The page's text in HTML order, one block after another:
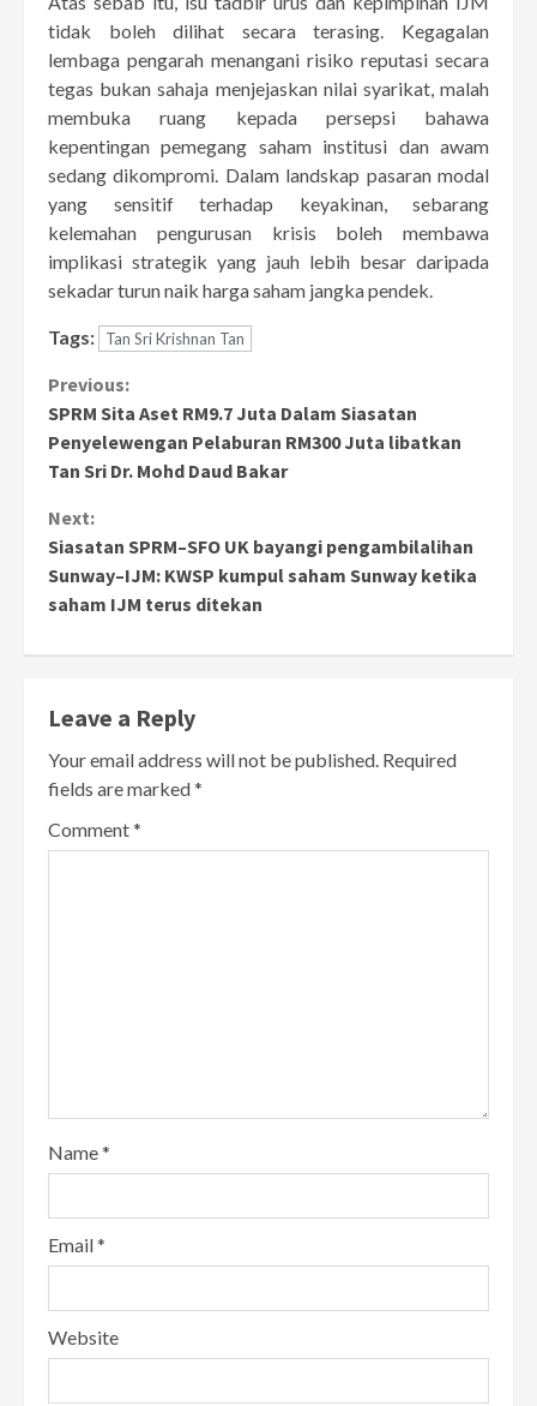
tidak boleh dilihat secara terasing. Kegagalan
lembaga pengarah menangani risiko reputasi secara
tegas bukan sahaja menjejaskan nilai syarikat, malah
membuka ruang kepada persepsi bahawa
kepentingan pemegang saham institusi dan awam
sedang dikompromi. Dalam landskap pasaran modal
yang sensitif terhadap keyakinan, sebarang
kelemahan pengurusan krisis boleh membawa
implikasi strategik yang jauh lebih besar daripada
sekadar turun naik harga saham jangka pendek.
Tags: Tan Sri Krishnan Tan
Continue
Reading
Previous:
SPRM Sita Aset RM9.7 Juta Dalam Siasatan
Penyelewengan Pelaburan RM300 Juta libatkan
Tan Sri Dr. Mohd Daud Bakar
Next:
Siasatan SPRM–SFO UK bayangi pengambilalihan
Sunway–IJM: KWSP kumpul saham Sunway ketika
saham IJM terus ditekan
Leave a Reply
Your email address will not be published. Required
fields are marked*
Comment*
Name*
Email*
Website